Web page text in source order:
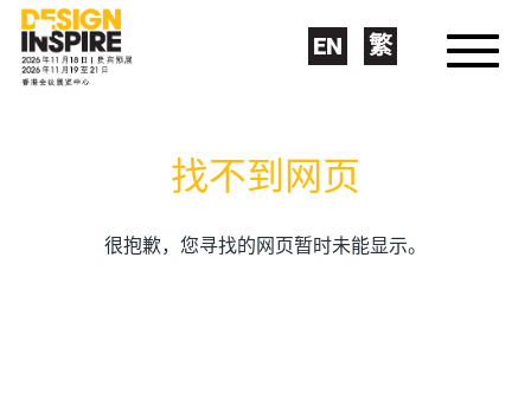
EN 繁
找不到网页
很抱歉，您寻找的网页暂时未能显示。